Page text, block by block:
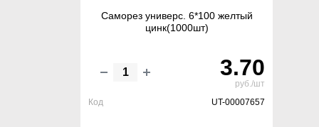
Саморез универс. 6*100 желтый
цинк(1000шт)
3.70
руб./шт
Код
UT-00007657